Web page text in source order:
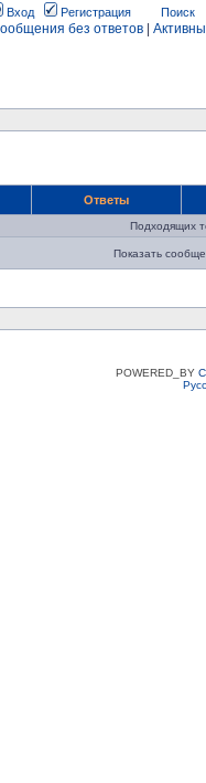
Вход Регистрация Поиск
без ответов
Ответы
Подходящих
Показать
POWERED_BY